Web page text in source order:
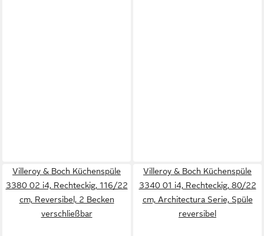
Villeroy & Boch Küchenspüle
3380 02 i4, Rechteckig, 116/22
cm, Reversibel, 2 Becken
verschließbar
Villeroy & Boch Küchenspüle
3340 01 i4, Rechteckig, 80/22
cm, Architectura Serie, Spüle
reversibel